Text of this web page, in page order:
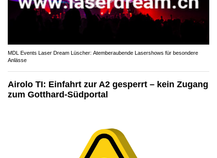
MDL Events Laser Dream Lüscher: Atemberaubende Lasershows für besondere
Anlässe
Airolo TI: Einfahrt zur A2 gesperrt – kein Zugang
zum Gotthard-Südportal